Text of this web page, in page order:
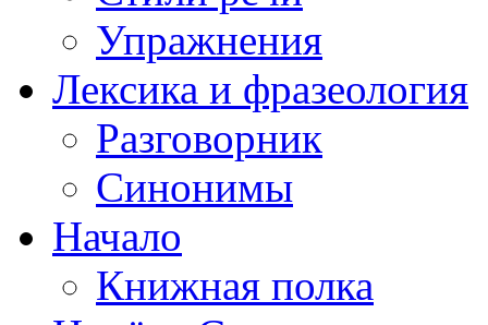
Упражнения
Лексика и фразеология
Разговорник
Синонимы
Начало
Книжная полка